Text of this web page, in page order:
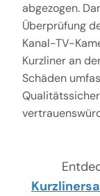
abgezogen.
Überprüfung
Kanal-TV-
Kurzliner an
Schäden